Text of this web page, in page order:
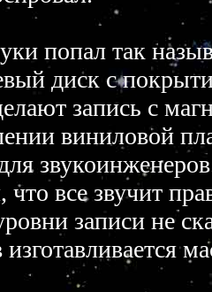
попал так
диск с
запись с
виниловой
что все звучит
записи не